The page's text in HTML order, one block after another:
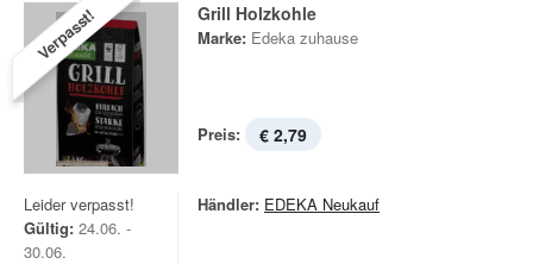
Verpasst! Grill Holzkohle
Marke: Edeka zuhause
Preis: € 2,79
Leider verpasst!
Gültig: 24.06. -
30.06.
Händler: EDEKA Neukauf